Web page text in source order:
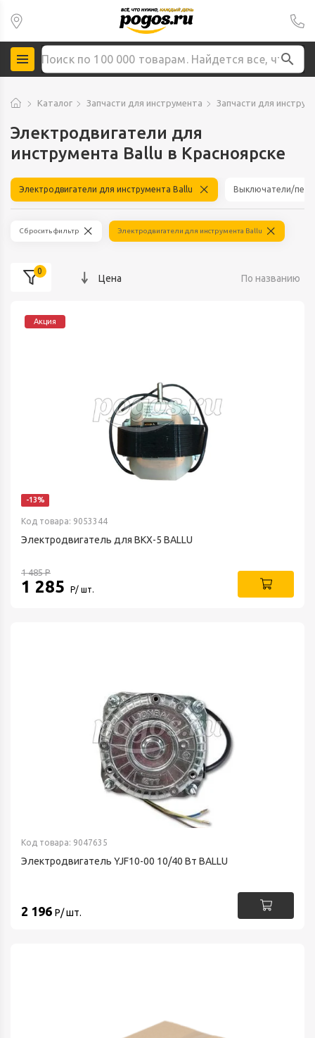
Каталог Запчасти для инструмента Запчасти для
Электродвигатели для
инструмента Ballu в Красноярске
Электродвигатели для инструмента Ballu Выключатели/
Сбросить фильтр Электродвигатели для инструмента Ballu
0
Цена По названию
-13%
Акция
Код товара: 9053344
Электродвигатель для BKX-5 BALLU
1 485Р
1 285 Р/ шт.
Код товара: 9047635
Электродвигатель YJF10-00 10/40 Вт BALLU
2 196 Р/ шт.